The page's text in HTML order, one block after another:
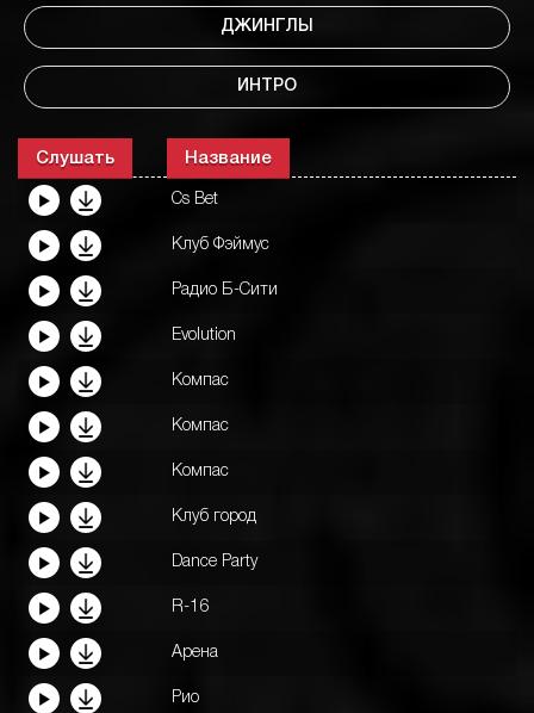
ДЖИНГЛЫ
ИНТРО
Слушать Название
Cs Bet
Клуб Фэймус
Радио Б-Сити
Evolution
Компас
Компас
Компас
Клуб город
Dance Party
R-16
Арена
Рио